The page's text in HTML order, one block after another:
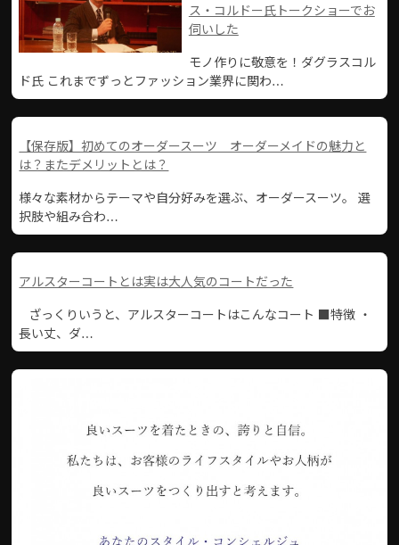
ス・コルドー氏トークショーでお
伺いした
モノ作りに敬意を！ダグラスコル
ド氏 これまでずっとファッション業界に関わ…
【保存版】初めてのオーダースーツ オーダーメイドの魅力と
は？またデメリットとは？
様々な素材からテーマや自分好みを選ぶ、オーダースーツ。 選
択肢や組み合わ…
アルスターコートとは実は大人気のコートだった
ざっくりいうと、アルスターコートはこんなコート ■特徴 ・
長い丈、ダ…